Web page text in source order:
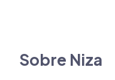
Sobre Niza